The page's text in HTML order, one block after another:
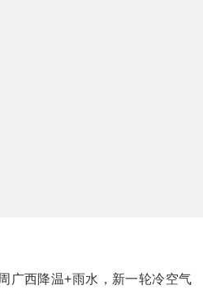
广西降温+雨水，新一轮冷空气